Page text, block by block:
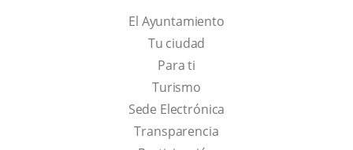
El Ayuntamiento
Tu ciudad
Para ti
TurismoThis
link
will
Sede Electrónica
Transparencia